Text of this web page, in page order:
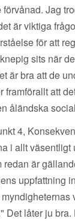
Jag
är viktiga
för att
sits när
är bra att de
framförallt att
åländska
4,
i allt väsentligt
är
uppfattning
Det låter ju